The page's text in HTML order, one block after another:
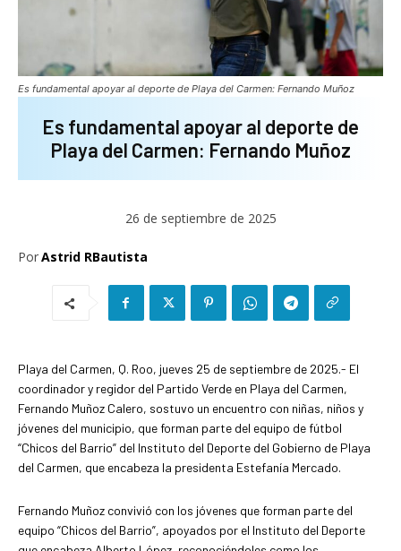
Es fundamental apoyar al deporte de Playa del Carmen: Fernando Muñoz
Es fundamental apoyar al deporte de
Playa del Carmen: Fernando Muñoz
26 de septiembre de 2025
PorAstrid RBautista
Playa del Carmen, Q. Roo, jueves 25 de septiembre de 2025.- El
coordinador y regidor del Partido Verde en Playa del Carmen,
Fernando Muñoz Calero, sostuvo un encuentro con niñas, niños y
jóvenes del municipio, que forman parte del equipo de fútbol
“Chicos del Barrio” del Instituto del Deporte del Gobierno de Playa
del Carmen, que encabeza la presidenta Estefanía Mercado.
Fernando Muñoz convivió con los jóvenes que forman parte del
equipo “Chicos del Barrio”, apoyados por el Instituto del Deporte